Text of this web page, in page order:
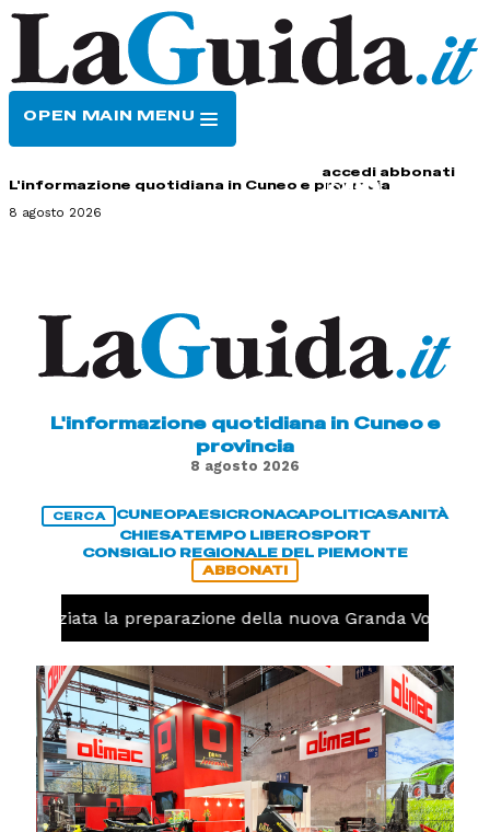
OPEN MAIN MENU
accedi abbonati
L'informazione quotidiana in Cuneo e provincia
8 agosto 2026
L'informazione quotidiana in Cuneo e
provincia
8 agosto 2026
CERCA CUNEOPAESICRONACAPOLITICASANITÀ
CHIESATEMPO LIBEROSPORT
CONSIGLIO REGIONALE DEL PIEMONTE
ABBONATI
iniziata la preparazione della nuova Granda Volley